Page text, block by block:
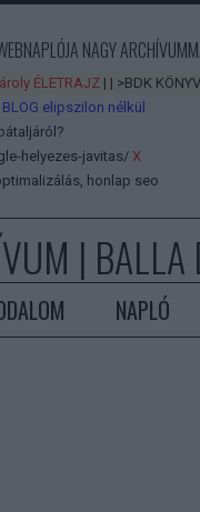
NAGY
ÉLETRAJZ | | >BDK
BLOG elipszilon nélkül
helyezes-javitas/ X
honlap seo
| BALLA
NAPLÓ